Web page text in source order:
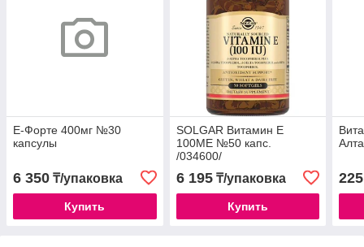
Е-Форте 400мг №30
капсулы
6 350 ₸/упаковка
Купить
SOLGAR Витамин Е
100МЕ №50 капс.
/034600/
6 195₸/упаковка
Купить
225